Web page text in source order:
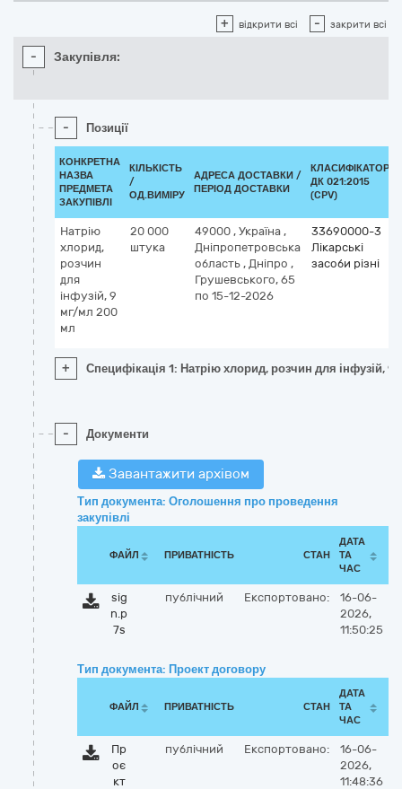
+ відкрити всі - закрити всі
- Закупівля:
- Позиції
КОНКРЕТНА
НАЗВА
ПРЕДМЕТА
ЗАКУПІВЛІ
КІЛЬКІСТЬ
/
ОД.ВИМІРУ
АДРЕСА ДОСТАВКИ /
ПЕРІОД ДОСТАВКИ
КЛАСИФІКАТОР
ДК 021:2015
(CPV)
Натрію
хлорид,
розчин
для
інфузій, 9
мг/мл 200
мл
20 000
штука
49000 , Україна ,
Дніпропетровська
область , Дніпро ,
Грушевського, 65
по 15-12-2026
33690000-3
Лікарські
засоби різні
+ Специфікація 1: Натрію хлорид, розчин для інфузій,
- Документи
Завантажити архівом
Тип документа: Оголошення про проведення
закупівлі
ФАЙЛ ПРИВАТНІСТЬ СТАН
ДАТА
ТА
ЧАС
sig
n.p
7s
публічний Експортовано:
16-06-
2026,
11:50:25
Тип документа: Проект договору
ФАЙЛ ПРИВАТНІСТЬ СТАН
ДАТА
ТА
ЧАС
Пр
оє
кт
публічний Експортовано:
16-06-
2026,
11:48:36